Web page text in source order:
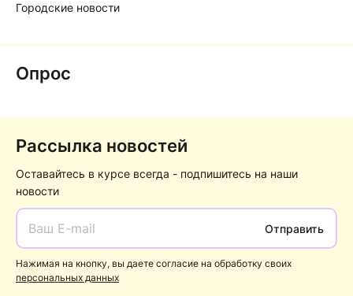
Городские новости
Опрос
Рассылка новостей
Оставайтесь в курсе всегда - подпишитесь на наши
новости
Отправить
Нажимая на кнопку, вы даете согласие на обработку своих
персональных данных